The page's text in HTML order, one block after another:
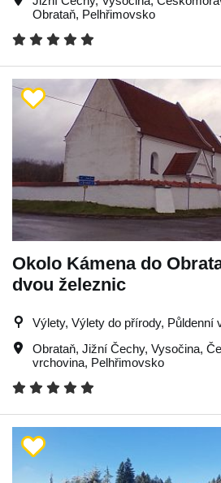
Obrataň, Pelhřimovsko
Okolo Kámena do
dvou železnic
Výlety, Výlety do přírody, Půldenní
Obrataň, Jižní Čechy, Vysočina,
vrchovina, Pelhřimovsko